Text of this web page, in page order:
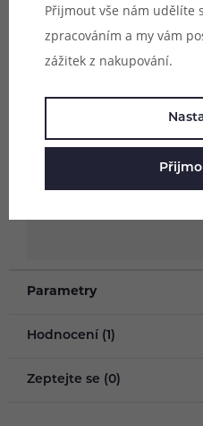
Upozornění:
výhradně pro
název je uveden
Uvedené
orientační a není
jinými modely
Parametry
Hodnocení (1)
Zeptejte se (0)
Přijmout vše nám udělíte
zpracováním a my vám
zážitek z nakupování.